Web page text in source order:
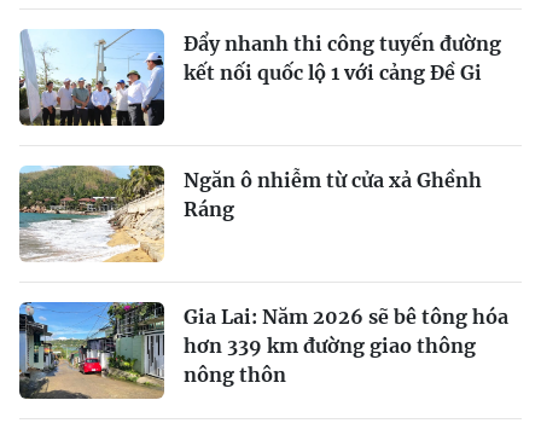
Đẩy nhanh thi công tuyến đường
kết nối quốc lộ 1 với cảng Đề Gi
Ngăn ô nhiễm từ cửa xả Ghềnh
Ráng
Gia Lai: Năm 2026 sẽ bê tông hóa
hơn 339 km đường giao thông
nông thôn